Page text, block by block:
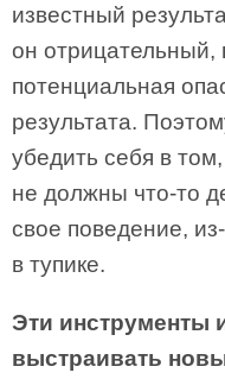
известный
он отрицательный,
потенциальная
результата.
убедить себя в
не должны что-то
свое поведение,
в тупике.
Эти инструменты
выстраивать